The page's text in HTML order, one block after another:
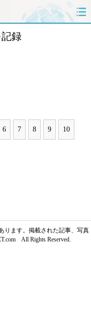
録
6 7 8 9 10
ります。掲載された記事、写真
All Rights Reserved.